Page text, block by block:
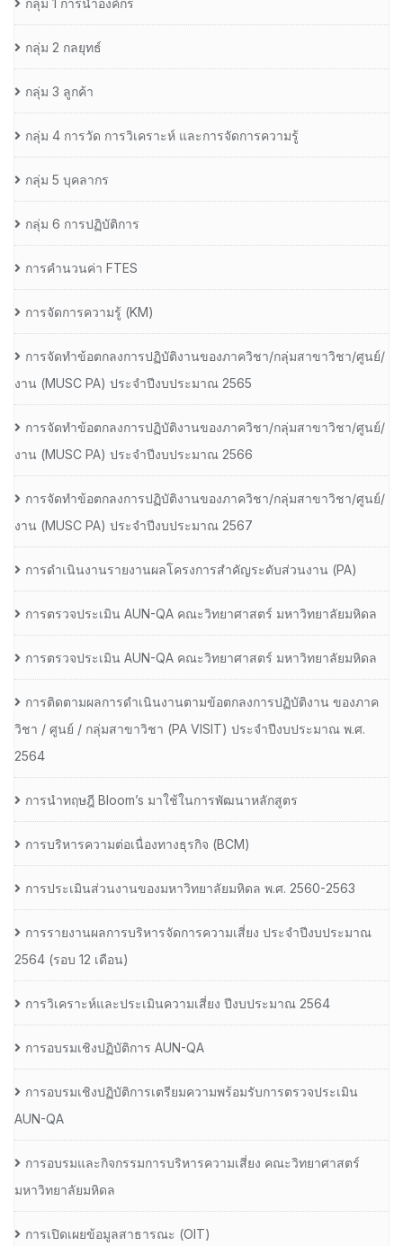
กลุ่ม 1 การนำองค์กร
กลุ่ม 2 กลยุทธ์
กลุ่ม 3 ลูกค้า
กลุ่ม 4 การวัด การวิเคราะห์ และการจัดการความรู้
กลุ่ม 5 บุคลากร
กลุ่ม 6 การปฏิบัติการ
การคำนวนค่า FTES
การจัดการความรู้ (KM)
การจัดทำข้อตกลงการปฏิบัติงานของภาควิชา/กลุ่มสาขาวิชา/ศูนย์/
งาน (MUSC PA) ประจำปีงบประมาณ 2565
การจัดทำข้อตกลงการปฏิบัติงานของภาควิชา/กลุ่มสาขาวิชา/ศูนย์/
งาน (MUSC PA) ประจำปีงบประมาณ 2566
การจัดทำข้อตกลงการปฏิบัติงานของภาควิชา/กลุ่มสาขาวิชา/ศูนย์/
งาน (MUSC PA) ประจำปีงบประมาณ 2567
การดำเนินงานรายงานผลโครงการสำคัญระดับส่วนงาน (PA)
การตรวจประเมิน AUN-QA คณะวิทยาศาสตร์ มหาวิทยาลัยมหิดล
การตรวจประเมิน AUN-QA คณะวิทยาศาสตร์ มหาวิทยาลัยมหิดล
การติดตามผลการดำเนินงานตามข้อตกลงการปฏิบัติงาน ของภาค
วิชา / ศูนย์ / กลุ่มสาขาวิชา (PA VISIT) ประจำปีงบประมาณ พ.ศ.​
2564
การนำทฤษฎี Bloom’s มาใช้ในการพัฒนาหลักสูตร
การบริหารความต่อเนื่องทางธุรกิจ (BCM)
การประเมินส่วนงานของมหาวิทยาลัยมหิดล พ.ศ. 2560-2563
การรายงานผลการบริหารจัดการความเสี่ยง ประจำปีงบประมาณ
2564 (รอบ 12 เดือน)
การวิเคราะห์และประเมินความเสี่ยง ปีงบประมาณ 2564
การอบรมเชิงปฏิบัติการ AUN-QA
การอบรมเชิงปฏิบัติการเตรียมความพร้อมรับการตรวจประเมิน
AUN-QA
การอบรมและกิจกรรมการบริหารความเสี่ยง คณะวิทยาศาสตร์
มหาวิทยาลัยมหิดล
การเปิดเผยข้อมูลสาธารณะ (OIT)